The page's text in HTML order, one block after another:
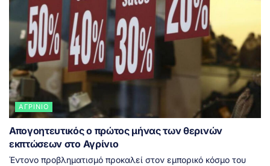
ΑΓΡΊΝΙΟ
Απογοητευτικός ο πρώτος μήνας των θερινών
εκπτώσεων στο Αγρίνιο
Έντονο προβληματισμό προκαλεί στον εμπορικό κόσμο του